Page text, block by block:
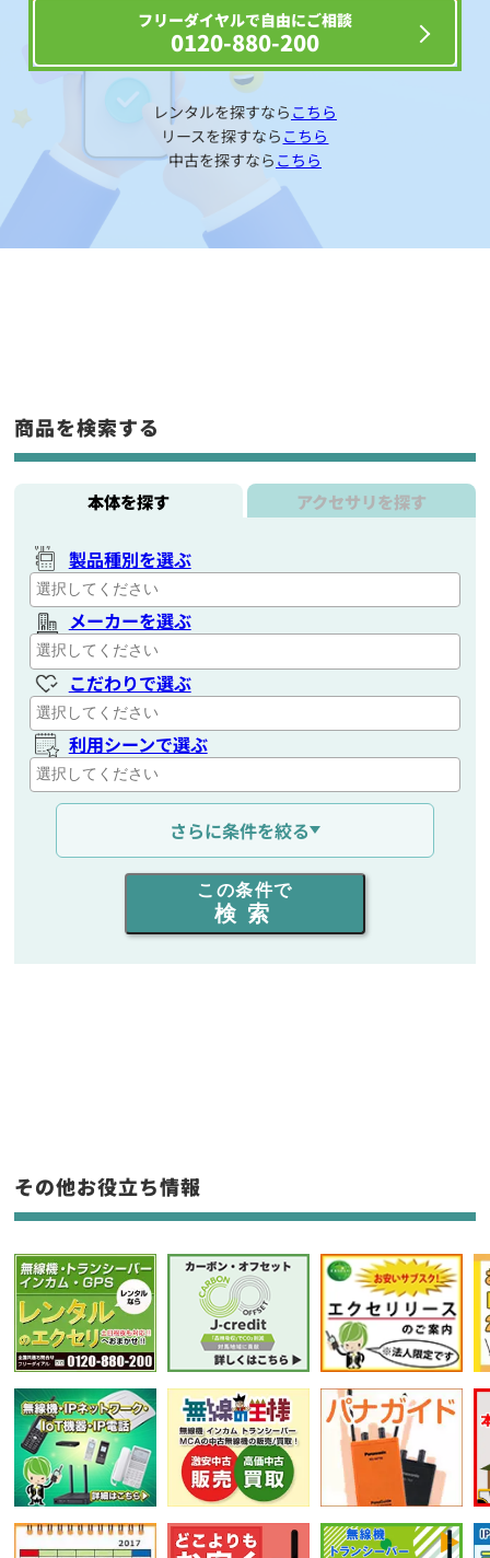
フリーダイヤルで自由にご相談
0120-880-200
レンタルを探すなら こちら
リースを探すなら こちら
中古を探すなら こちら
商品を検索する
本体を探す アクセサリを探す
製品種別を選ぶ
メーカーを選ぶ
こだわりで選ぶ
利用シーンで選ぶ
通信距離を選ぶ
出力を選ぶ
同時通話人数を選ぶ
フリーワード入力(製品名等)
選択条件をリセット
さらに条件を絞る
この条件で
検索
その他お役立ち情報